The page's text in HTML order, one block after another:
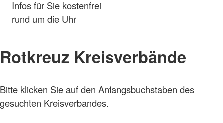
Infos für Sie kostenfrei
rund um die Uhr
Rotkreuz Kreisverbände
Bitte klicken Sie auf den Anfangsbuchstaben des
gesuchten Kreisverbandes.